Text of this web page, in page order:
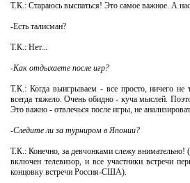
Т.К.: Стараюсь выспаться! Это самое важное. А
-Есть талисман?
Т.К.: Нет...
-Как отдыхаете после игр?
Т.К.: Когда выигрываем - все просто, ничего не
всегда тяжело. Очень обидно - куча мыслей.
Это важно - отвлечься после игры, не
-Следите ли за турниром в Японии?
Т.К.: Конечно, за девчонками слежу внимательно!
включен телевизор, и все участники встречи
концовку встречи Россия-США).